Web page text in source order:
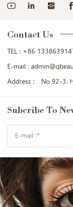
Contact Us
TEL : +86
E-mail :
Address :
No 92-3.
Subcribe To